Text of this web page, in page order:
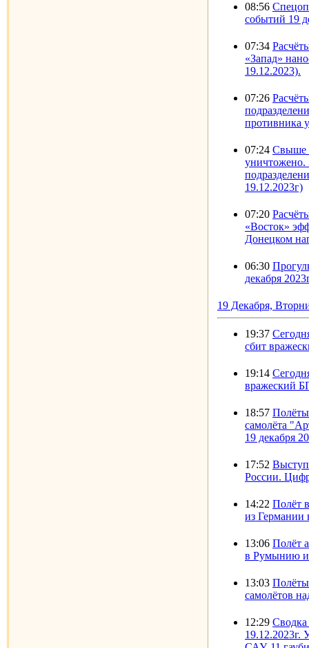
08:56
событий 19
07:34
«Запад»
19.12.2023).
07:26
противника
07:24 Свыше
уничтожено.
19.12.2023г)
07:20
«Восток»
Донецком
06:30
декабря
19 Декабря,
19:37
сбит
19:14
вражеский
18:57 Полёты
самолёта
19 декабря
17:52
России.
14:22 Полёт
из
13:06 Полёт
в Румынию и
13:03
самолётов
12:29